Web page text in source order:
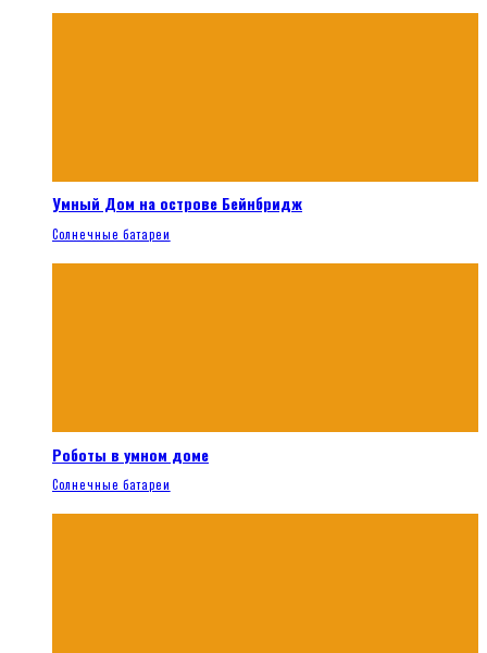
Умный Дом на острове Бейнбридж
Солнечные батареи
Роботы в умном доме
Солнечные батареи